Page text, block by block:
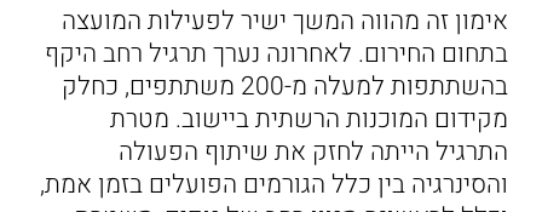
אימון זה מהווה המשך ישיר לפעילות המועצה
בתחום החירום. לאחרונה נערך תרגיל רחב היקף
בהשתתפות למעלה מ-200 משתתפים, כחלק
מקידום המוכנות הרשתית ביישוב. מטרת
התרגיל הייתה לחזק את שיתוף הפעולה
והסינרגיה בין כלל הגורמים הפועלים בזמן אמת,